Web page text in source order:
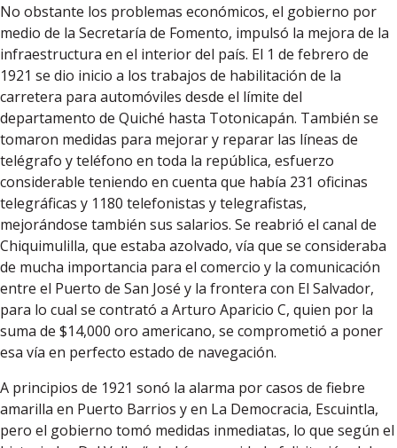
No obstante los problemas económicos, el gobierno por
medio de la Secretaría de Fomento, impulsó la mejora de la
infraestructura en el interior del país. El 1 de febrero de
1921 se dio inicio a los trabajos de habilitación de la
carretera para automóviles desde el límite del
departamento de Quiché hasta Totonicapán. También se
tomaron medidas para mejorar y reparar las líneas de
telégrafo y teléfono en toda la república, esfuerzo
considerable teniendo en cuenta que había 231 oficinas
telegráficas y 1180 telefonistas y telegrafistas,
mejorándose también sus salarios. Se reabrió el canal de
Chiquimulilla, que estaba azolvado, vía que se consideraba
de mucha importancia para el comercio y la comunicación
entre el Puerto de San José y la frontera con El Salvador,
para lo cual se contrató a Arturo Aparicio C, quien por la
suma de $14,000 oro americano, se comprometió a poner
esa vía en perfecto estado de navegación.
A principios de 1921 sonó la alarma por casos de fiebre
amarilla en Puerto Barrios y en La Democracia, Escuintla,
pero el gobierno tomó medidas inmediatas, lo que según el